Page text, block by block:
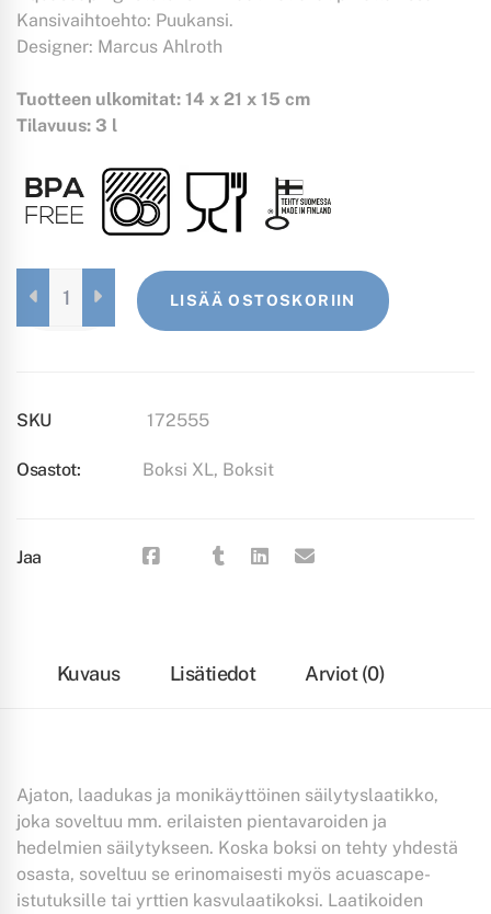
Kansivaihtoehto: Puukansi.
Designer: Marcus Ahlroth
Tuotteen ulkomitat: 14 x 21 x 15 cm
Tilavuus: 3 l
XL
MUSTA
LISÄÄ OSTOSKORIIN
SKU 172555
Osastot: Boksi XL, Boksit
Jaa
Kuvaus Lisätiedot Arviot (0)
Ajaton, laadukas ja monikäyttöinen säilytyslaatikko,
joka soveltuu mm. erilaisten pientavaroiden ja
hedelmien säilytykseen. Koska boksi on tehty yhdestä
osasta, soveltuu se erinomaisesti myös acuascape-
istutuksille tai yrttien kasvulaatikoksi. Laatikoiden